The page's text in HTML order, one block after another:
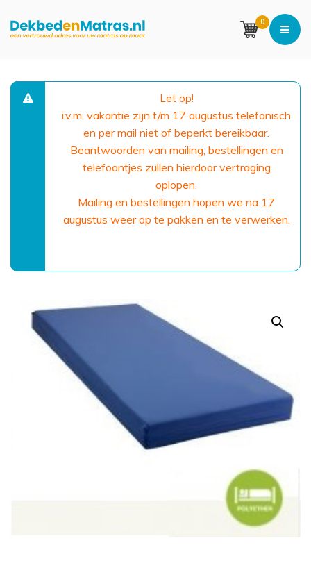
0
Let op!
i.v.m. vakantie zijn t/m 17 augustus telefonisch
en per mail niet of beperkt bereikbaar.
Beantwoorden van mailing, bestellingen en
telefoontjes zullen hierdoor vertraging
oplopen.
Mailing en bestellingen hopen we na 17
augustus weer op te pakken en te verwerken.